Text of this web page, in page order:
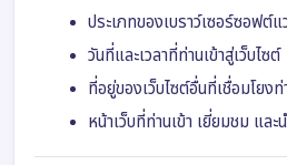
ประเภทของเบราว์เซอร์ซอฟต์
วันที่และเวลาที่ท่านเข้าสู่เว็บไซต์
ที่อยู่ของเว็บไซต์อื่นที่เชื่อมโยงท่
หน้าเว็บที่ท่านเข้า เยี่ยมชม และ